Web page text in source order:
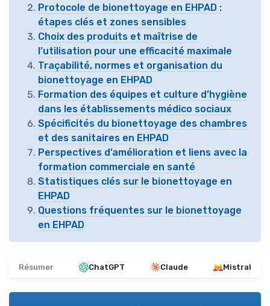
Protocole de bionettoyage en EHPAD :
étapes clés et zones sensibles
Choix des produits et maîtrise de
l’utilisation pour une efficacité maximale
Traçabilité, normes et organisation du
bionettoyage en EHPAD
Formation des équipes et culture d’hygiène
dans les établissements médico sociaux
Spécificités du bionettoyage des chambres
et des sanitaires en EHPAD
Perspectives d’amélioration et liens avec la
formation commerciale en santé
Statistiques clés sur le bionettoyage en
EHPAD
Questions fréquentes sur le bionettoyage
en EHPAD
Résumer ChatGPT Claude Mistral